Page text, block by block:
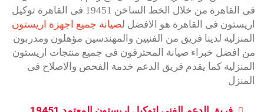
فى القاهرة من خلال الخط الساخن 19451 فى القاهرة توكيل
اريستون فى القاهرة هو الافضل لصيانة جميع اجهزة اريستون
المنزلية لدينا فريق من الفنيين والمهندسين مؤهلون ومدربون
من افضل خبراء صيانة المحترفون فى جميع منتجات اريستون
المنزلية كما يقدم فريق الدعم خدمة الفحص والاصلاح فى
المنزل